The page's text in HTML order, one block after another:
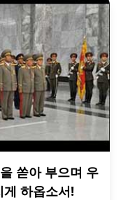
쏟아 부으며 우
하옵소서!